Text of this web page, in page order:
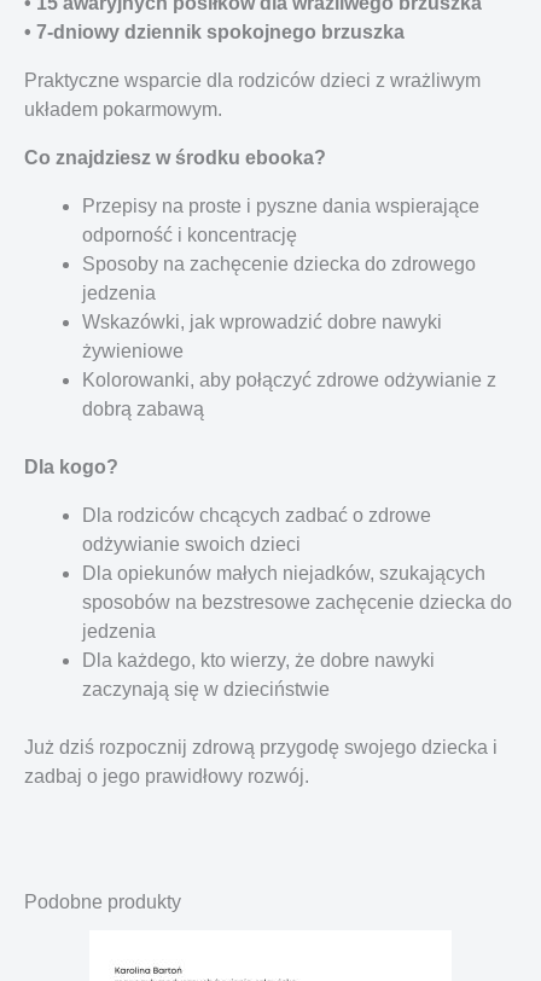
• 7-dniowy dziennik spokojnego brzuszka
Praktyczne wsparcie dla rodziców dzieci z wrażliwym
układem pokarmowym.
Co znajdziesz w środku ebooka?
Przepisy na proste i pyszne dania wspierające
odporność i koncentrację
Sposoby na zachęcenie dziecka do zdrowego
jedzenia
Wskazówki, jak wprowadzić dobre nawyki
żywieniowe
Kolorowanki, aby połączyć zdrowe odżywianie z
dobrą zabawą
Dla kogo?
Dla rodziców chcących zadbać o zdrowe
odżywianie swoich dzieci
Dla opiekunów małych niejadków, szukających
sposobów na bezstresowe zachęcenie dziecka do
jedzenia
Dla każdego, kto wierzy, że dobre nawyki
zaczynają się w dzieciństwie
Już dziś rozpocznij zdrową przygodę swojego dziecka i
zadbaj o jego prawidłowy rozwój.
Podobne produkty